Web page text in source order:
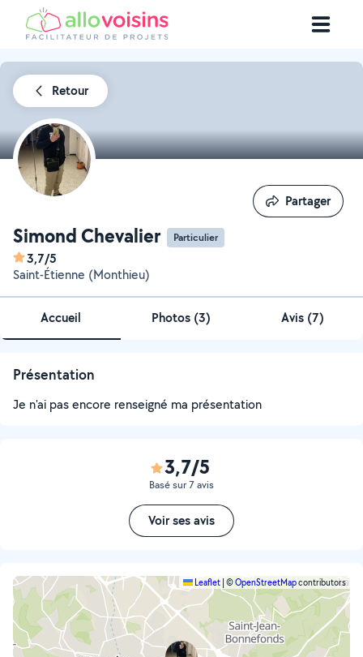
Retour
Simond Chevalier Particulier
3,7/5
Saint-Étienne (Monthieu)
Partager
Partager
Accueil Photos (3) Avis (7)
Présentation
Je n'ai pas encore renseigné ma présentation
3,7/5
Basé sur 7 avis
Voir ses avis
Leaflet ©OpenStreetMapcontributors